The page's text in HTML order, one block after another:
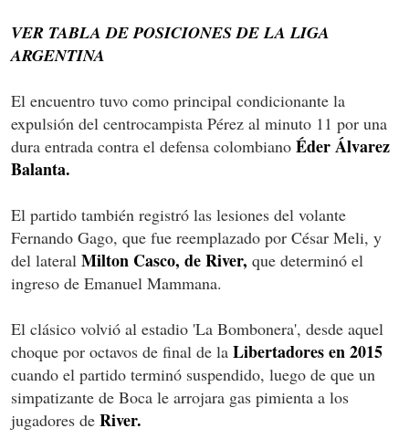
VER TABLA DE POSICIONES DE LA LIGA
ARGENTINA
El encuentro tuvo como principal condicionante la
expulsión del centrocampista Pérez al minuto 11 por una
dura entrada contra el defensa colombiano Éder Álvarez
Balanta.
El partido también registró las lesiones del volante
Fernando Gago, que fue reemplazado por César Meli, y
del lateral Milton Casco, de River, que determinó el
ingreso de Emanuel Mammana.
El clásico volvió al estadio 'La Bombonera', desde aquel
choque por octavos de final de la Libertadores en 2015
cuando el partido terminó suspendido, luego de que un
simpatizante de Boca le arrojara gas pimienta a los
jugadores de River.